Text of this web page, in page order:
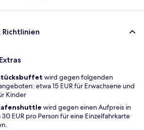
wird gegen folgenden
etwa 15 EUR für Erwachsene und
Kinder
wird gegen einen Aufpreis in
30 EUR pro Person für eine Einzelfahrkarte